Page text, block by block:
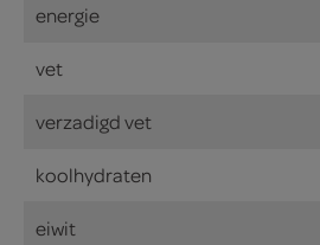
energie
vet
verzadigd vet
koolhydraten
eiwit